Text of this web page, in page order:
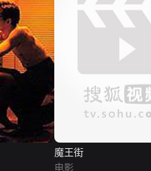
魔王街
电影